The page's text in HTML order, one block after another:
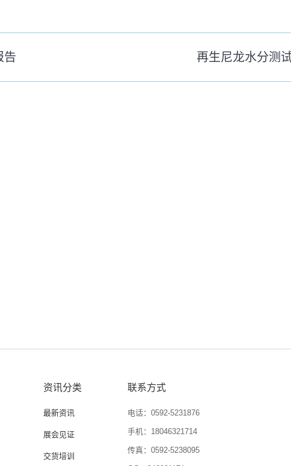
告
来
再生尼龙水分测
资讯分类
最新资讯
展会见证
交货培训
联系方式
电话：0592-5231876
手机：18046321714
传真：0592-5238095